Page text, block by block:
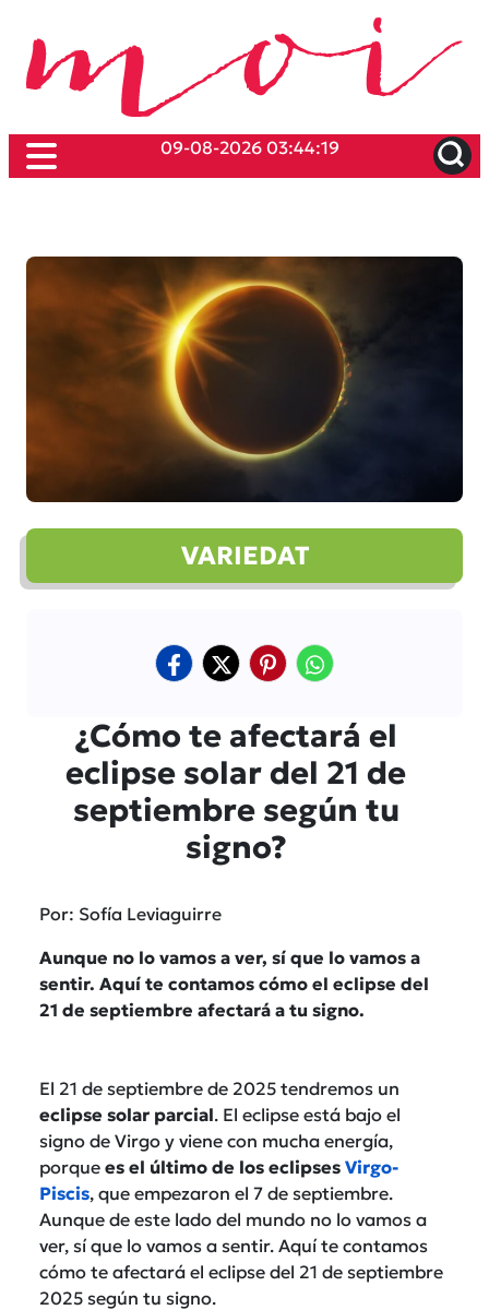
09-08-2026 03:44:19
VARIEDAT
¿Cómo te afectará el
eclipse solar del 21 de
septiembre según tu
signo?
Por: Sofía Leviaguirre
Aunque no lo vamos a ver, sí que lo vamos a
sentir. Aquí te contamos cómo el eclipse del
21 de septiembre afectará a tu signo.
El 21 de septiembre de 2025 tendremos un
eclipse solar parcial. El eclipse está bajo el
signo de Virgo y viene con mucha energía,
porque es el último de los eclipses Virgo-
Piscis, que empezaron el 7 de septiembre.
Aunque de este lado del mundo no lo vamos a
ver, sí que lo vamos a sentir. Aquí te contamos
cómo te afectará el eclipse del 21 de septiembre
2025 según tu signo.